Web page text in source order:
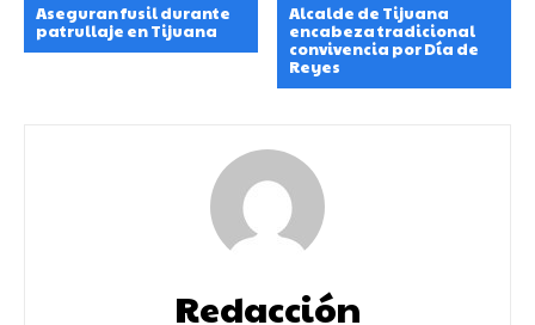
Aseguran fusil durante
patrullaje en Tijuana
Alcalde de Tijuana
encabeza tradicional
convivencia por Día de
Reyes
Redacción